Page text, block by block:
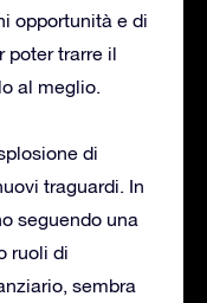
opportunità e di
poter trarre il
al meglio.
di
traguardi. In
seguendo una
ruoli di
sembra